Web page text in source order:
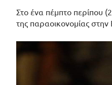
Στο ένα πέμπτο περίπου
της παραοικονομίας